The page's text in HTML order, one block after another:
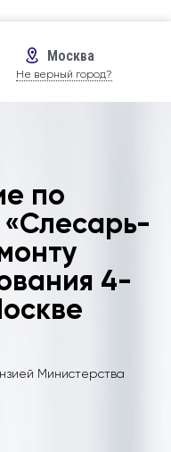
Москва
Не верный город?
по
4-
Министерства